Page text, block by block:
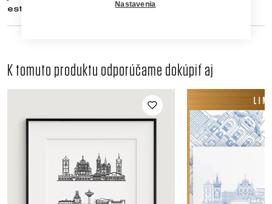
estetickým a urbanistickým prvkom Košíc.
K tomuto produktu odporúčame dokúpiť aj
Nastavenia